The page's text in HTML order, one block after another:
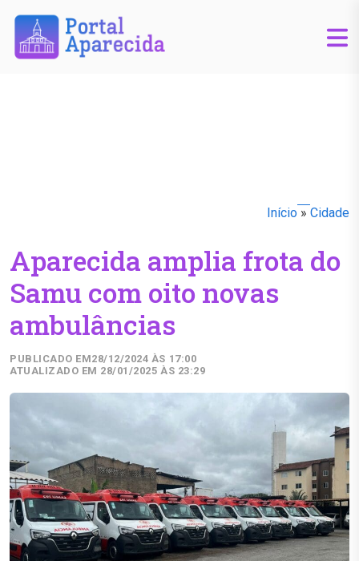
Início » Cidade
Aparecida amplia frota do
Samu com oito novas
ambulâncias
PUBLICADO EM28/12/2024 ÀS 17:00
ATUALIZADO EM 28/01/2025 ÀS 23:29